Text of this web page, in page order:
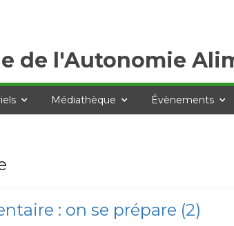
de l'Autonomie
Médiathèque Évènements
: on se prépare (2)